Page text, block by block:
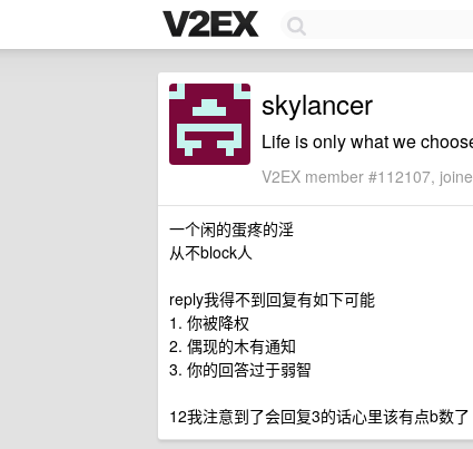
skylancer
Life is only what we
V2EX member #112107,
一个闲的蛋疼的淫
从不block人
reply我得不到回复有如下可能
1. 你被降权
2. 偶现的木有通知
3. 你的回答过于弱智
12我注意到了会回复3的话心里该有点b数了